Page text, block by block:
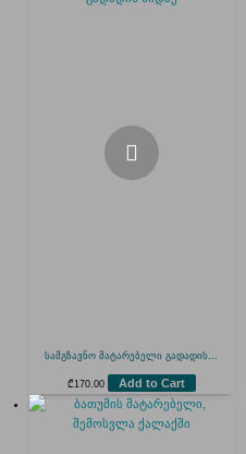
სამგზავნო მატარებელი გადადის...
₾170.00 Add to Cart